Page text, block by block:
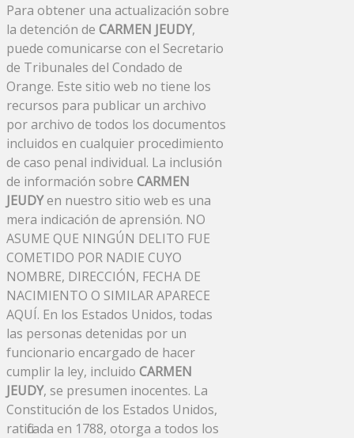
Para obtener una actualización sobre
la detención de CARMEN JEUDY,
puede comunicarse con el Secretario
de Tribunales del Condado de
Orange. Este sitio web no tiene los
recursos para publicar un archivo
por archivo de todos los documentos
incluidos en cualquier procedimiento
de caso penal individual. La inclusión
de información sobre CARMEN
JEUDYen nuestro sitio web es una
mera indicación de aprensión. NO
ASUME QUE NINGÚN DELITO FUE
COMETIDO POR NADIE CUYO
NOMBRE, DIRECCIÓN, FECHA DE
NACIMIENTO O SIMILAR APARECE
AQUÍ. En los Estados Unidos, todas
las personas detenidas por un
funcionario encargado de hacer
cumplir la ley, incluido CARMEN
JEUDY, se presumen inocentes. La
Constitución de los Estados Unidos,
ratificada en 1788, otorga a todos los